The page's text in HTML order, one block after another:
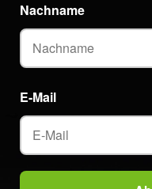
E-Mail
Nachname